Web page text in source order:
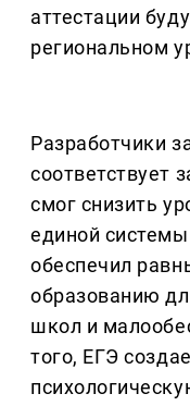
аттестации
региональном
Разработчики
соответствует
смог снизить
единой
обеспечил
образованию
школ и
того, ЕГЭ